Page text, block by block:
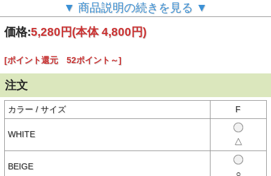
（単位：cm）
【商品説明】
1枚着としてはもちろん、レイヤードアイテムとしても使える！
■体のラインを拾わないゆったりシルエット。
■二の腕カバーしてくれる５部丈袖。
■前後の着丈に差をつけ、1枚のアウトスタイルも様になるデザイ
ン。
○綿100%
USAコットンを使用したざっくりとラフな素材感が特徴で、程よい厚
みの16番単天竺を使用。
▼ 商品説明の続きを見る ▼
価格:5,280円(本体 4,800円)
[ポイント還元 52ポイント～]
注文
カラー / サイズ F
WHITE
△
BEIGE
○